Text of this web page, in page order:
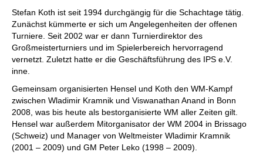
Stefan Koth ist seit 1994 durchgängig für die Schachtage tätig.
Zunächst kümmerte er sich um Angelegenheiten der offenen
Turniere. Seit 2002 war er dann Turnierdirektor des
Großmeisterturniers und im Spielerbereich hervorragend
vernetzt. Zuletzt hatte er die Geschäftsführung des IPS e.V.
inne.
Gemeinsam organisierten Hensel und Koth den WM-Kampf
zwischen Wladimir Kramnik und Viswanathan Anand in Bonn
2008, was bis heute als bestorganisierte WM aller Zeiten gilt.
Hensel war außerdem Mitorganisator der WM 2004 in Brissago
(Schweiz) und Manager von Weltmeister Wladimir Kramnik
(2001 – 2009) und GM Peter Leko (1998 – 2009).